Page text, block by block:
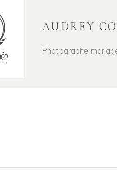
AUDREY
Photographe